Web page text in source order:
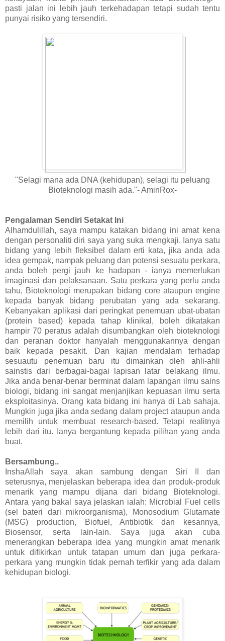
pasti jalan ini lebih jauh terkehadapan tetapi sudah tentu
punyai risiko yang tersendiri.
"Selagi mana ada DNA (kehidupan), selagi itu peluang
Bioteknologi masih ada."- AminRox-
Pengalaman Sendiri Setakat Ini
Alhamdulillah, saya mampu katakan bidang ini amat kena
dengan personaliti diri saya yang suka mengkaji. Ianya satu
bidang yang lebih fleksibel dalam erti kata, jika anda ada
idea gempak, nampak peluang dan potensi sesuatu perkara,
anda boleh pergi jauh ke hadapan - ianya memerlukan
imaginasi dan pelaksanaan. Satu perkara yang perlu anda
tahu, Bioteknologi merupakan bidang core ataupun engine
kepada banyak bidang perubatan yang ada sekarang.
Kebanyakan aplikasi dari peringkat penemuan ubat-ubatan
(protein based) kepada tahap klinikal, boleh dikatakan
hampir 70 peratus adalah disumbangkan oleh bioteknologi
dan peranan doktor hanyalah menggunakannya dengan
baik kepada pesakit. Dan kajian mendalam terhadap
sesuautu penemuan baru itu dimainkan oleh ahli-ahli
sainstis dari berbagai-bagai lapisan latar belakang ilmu.
Jika anda benar-benar berminat dalam lapangan ilmu sains
biologi, bidang ini sangat menjanjikan kepuasan ilmu serta
eksploitasinya. Orang kata bidang ini hanya di Lab sahaja.
Mungkin juga jika anda sedang dalam project ataupun anda
memilih untuk membuat research-based. Tetapi realitnya
lebih dari itu. Ianya bergantung kepada pilihan yang anda
buat.
Bersambung..
InshaAllah saya akan sambung dengan Siri II dan
seterusnya, menjelaskan beberapa idea dan produk-produk
menarik yang mampu dijana dari bidang Bioteknologi.
Antara yang bakal saya jelaskan ialah: Microbial Fuel cells
(sel bateri dari mikroorganisma), Monosodium Glutamate
(MSG) production, Biofuel, Antibiotik dan kesannya,
Biosensor, serta lain-lain. Saya juga akan cuba
menerangkan beberapa idea yang mungkin amat menarik
untuk difikirkan untuk tatapan umum dan juga perkara-
perkara yang mungkin tidak pernah terfikir yang ada dalam
kehidupan biologi.